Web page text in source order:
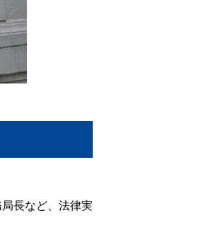
長など、法律実